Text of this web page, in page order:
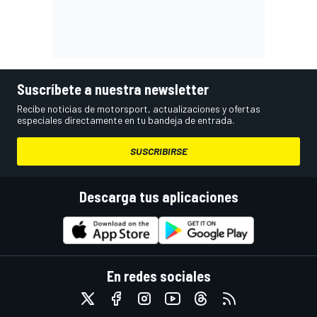
Suscríbete a nuestra newsletter
Recibe noticias de motorsport, actualizaciones y ofertas
especiales directamente en tu bandeja de entrada.
SUSCRIBIRSE
Descarga tus aplicaciones
En redes sociales